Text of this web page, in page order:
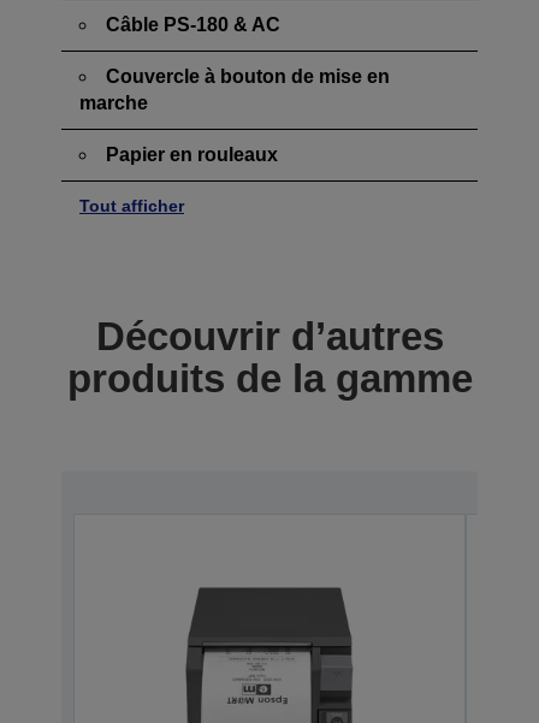
Câble PS-180 & AC
Couvercle à bouton de mise en
marche
Papier en rouleaux
Tout afficher
Découvrir d’autres
produits de la gamme